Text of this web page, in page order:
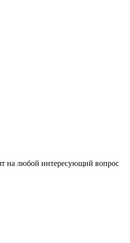
на любой интересующий вопрос